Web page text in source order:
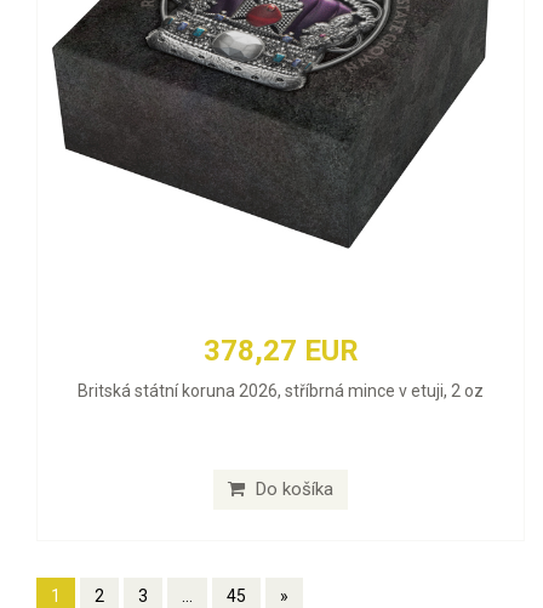
378,27 EUR
Britská státní koruna 2026, stříbrná mince v etuji, 2 oz
Do košíka
1 2 3 ... 45 »